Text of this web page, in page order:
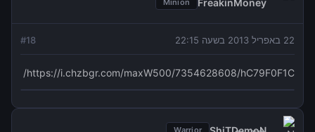
Minion
22 באפריל 2013 בשעה 22:15 #18
https://i.chzbgr.com/maxW500/7354628608/hC79F0F1C/
Warrior